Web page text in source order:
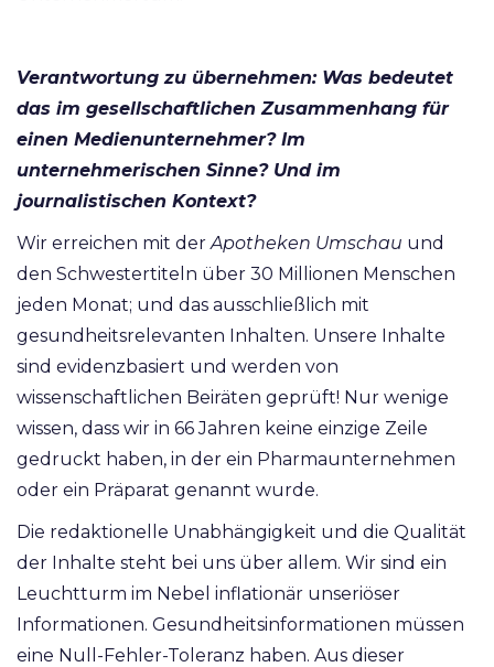
Verantwortung zu übernehmen: Was bedeutet
das im gesellschaftlichen Zusammenhang für
einen Medienunternehmer? Im
unternehmerischen Sinne? Und im
journalistischen Kontext?
Wir erreichen mit der Apotheken Umschau und
den Schwestertiteln über 30 Millionen Menschen
jeden Monat; und das ausschließlich mit
gesundheitsrelevanten Inhalten. Unsere Inhalte
sind evidenzbasiert und werden von
wissenschaftlichen Beiräten geprüft! Nur wenige
wissen, dass wir in 66 Jahren keine einzige Zeile
gedruckt haben, in der ein Pharmaunternehmen
oder ein Präparat genannt wurde.
Die redaktionelle Unabhängigkeit und die Qualität
der Inhalte steht bei uns über allem. Wir sind ein
Leuchtturm im Nebel inflationär unseriöser
Informationen. Gesundheitsinformationen müssen
eine Null-Fehler-Toleranz haben. Aus dieser